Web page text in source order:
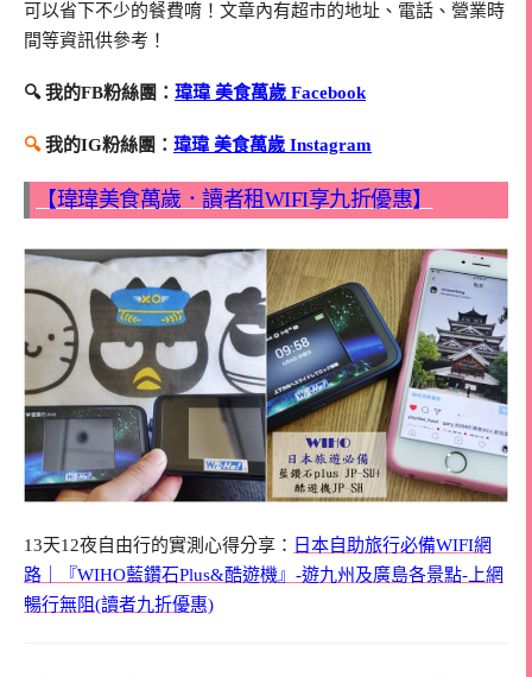
可以省下不少的餐費唷！文章內有超市的地址、電話、營業時
間等資訊供參考！
🔍 我的FB粉絲團： 瑋瑋 美食萬歲 Facebook
🔍我的IG粉絲團： 瑋瑋 美食萬歲 Instagram
【瑋瑋美食萬歲．讀者租WIFI享九折優惠】
13天12夜自由行的實測心得分享： 日本自助旅行必備WIFI網
路｜『WIHO藍鑽石Plus&酷遊機』-遊九州及廣島各景點-上網
暢行無阻(讀者九折優惠)